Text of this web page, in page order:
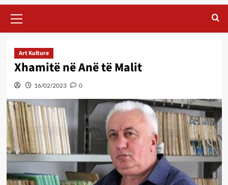
Menu
Art Kulture
Xhamitë në Anë të Malit
16/02/2023 0